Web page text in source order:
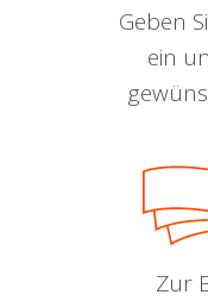
Geben
ein
Zur